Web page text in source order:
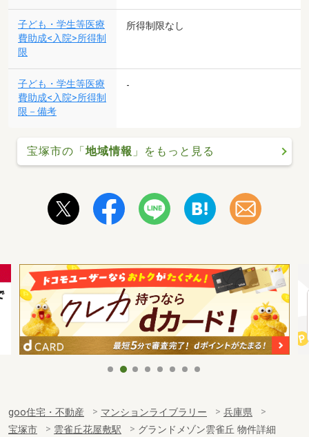
子ども・学生等医療
費助成<入院>所得制
限
所得制限なし
子ども・学生等医療
費助成<入院>所得制
限－備考
-
宝塚市の「地域情報 」をもっと見る
goo住宅・不動産 マンションライブラリー
兵庫県
宝塚市
雲雀丘花屋敷駅 グランドメゾン雲雀丘 物件詳細